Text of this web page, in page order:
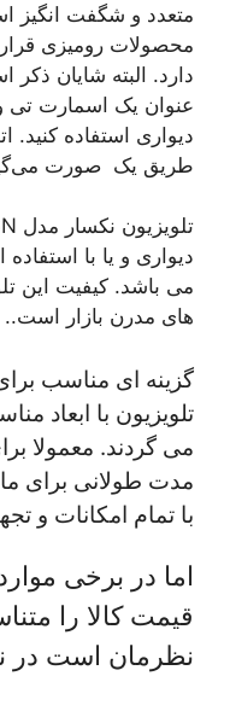
متعدد و شگفت انگیز
محصولات رومیزی قرار
دارد. البته شایان
عنوان یک اسمارت
دیواری استفاده کنید.
طریق یک صورت
دیواری و یا با
های مدرن بازار است..
گزینه ای مناسب
تلویزیون با ابعاد
می گردند. معمولا
مدت طولانی برای ما
با تمام امکانات و
اما در برخی
قیمت کالا را
نظرمان است در